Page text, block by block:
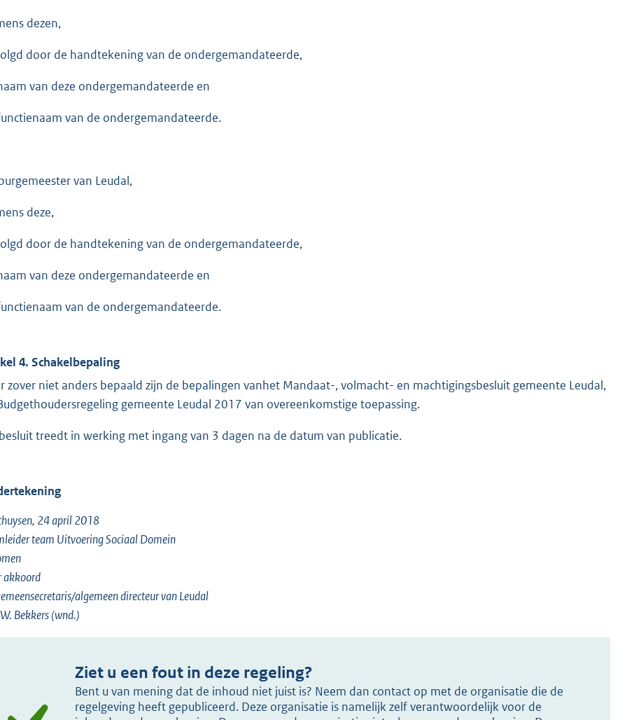
dezen,
door de handtekening van de ondergemandateerde,
van deze ondergemandateerde en
van de ondergemandateerde.
van Leudal,
deze,
door de handtekening van de ondergemandateerde,
van deze ondergemandateerde en
van de ondergemandateerde.
4. Schakelbepaling
zover niet anders bepaald zijn de bepalingen vanhet Mandaat-, volmacht- en machtigingsbesluit gemeente Leudal,
gemeente Leudal 2017 van overeenkomstige toepassing.
treedt in werking met ingang van 3 dagen na de datum van publicatie.
24 april 2018
team Uitvoering Sociaal Domein
akkoord
algemeen directeur van Leudal
Bekkers (wnd.)
Ziet u een fout in deze regeling?
Bent u van mening dat de inhoud niet juist is? Neem dan contact op met de organisatie die de
regelgeving heeft gepubliceerd. Deze organisatie is namelijk zelf verantwoordelijk voor de